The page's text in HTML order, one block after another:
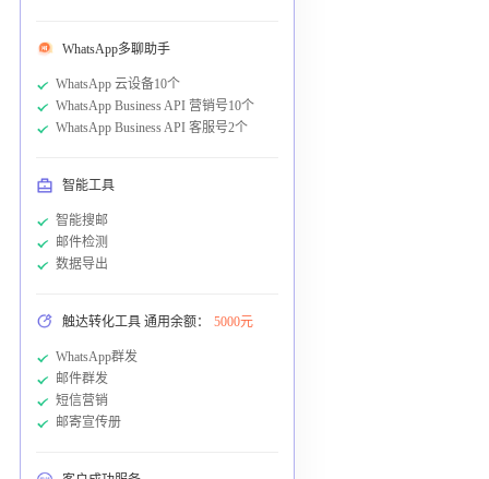
WhatsApp多聊助手
WhatsApp 云设备10个
WhatsApp Business API 营销号10个
WhatsApp Business API 客服号2个
智能工具
智能搜邮
邮件检测
数据导出
触达转化工具 通用余额： 5000元
WhatsApp群发
邮件群发
短信营销
邮寄宣传册